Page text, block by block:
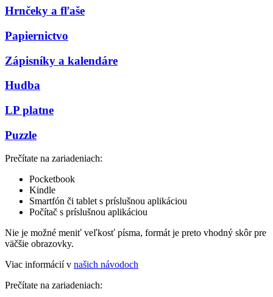
Hrnčeky a fľaše
Papiernictvo
Zápisníky a kalendáre
Hudba
LP platne
Puzzle
Prečítate na zariadeniach:
Pocketbook
Kindle
Smartfón či tablet s príslušnou aplikáciou
Počítač s príslušnou aplikáciou
Nie je možné meniť veľkosť písma, formát je preto vhodný skôr pre
väčšie obrazovky.
Viac informácií v našich návodoch
Prečítate na zariadeniach: